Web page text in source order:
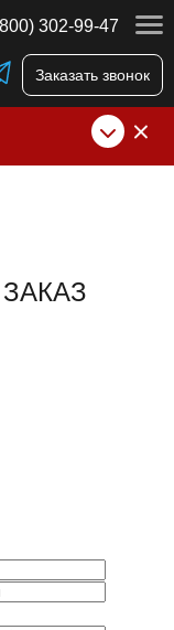
302-99-47
Заказать звонок